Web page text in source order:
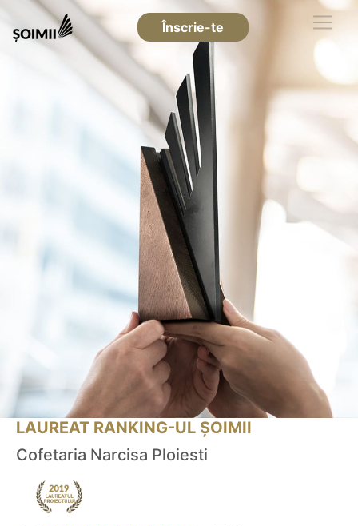
Înscrie-te
LAUREAT RANKING-UL ȘOIMII
Cofetaria Narcisa Ploiesti